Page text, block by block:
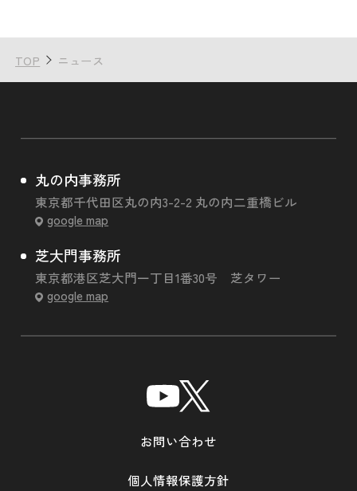
TOP ニュース
丸の内事務所
東京都千代田区丸の内3-2-2 丸の内二重橋ビル
google map
芝大門事務所
東京都港区芝大門一丁目1番30号 芝タワー
google map
お問い合わせ
個人情報保護方針